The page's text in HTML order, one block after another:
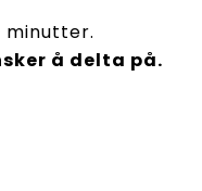
å delta på.